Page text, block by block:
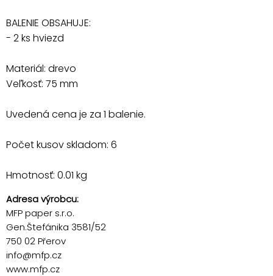
BALENIE OBSAHUJE:
- 2 ks hviezd
Materiál: drevo
Veľkosť: 75 mm
Uvedená cena je za 1 balenie.
Počet kusov skladom: 6
Hmotnosť: 0.01 kg
Adresa výrobcu:
MFP paper s.r.o.
Gen.Štefánika 3581/52
750 02 Přerov
info@mfp.cz
www.mfp.cz